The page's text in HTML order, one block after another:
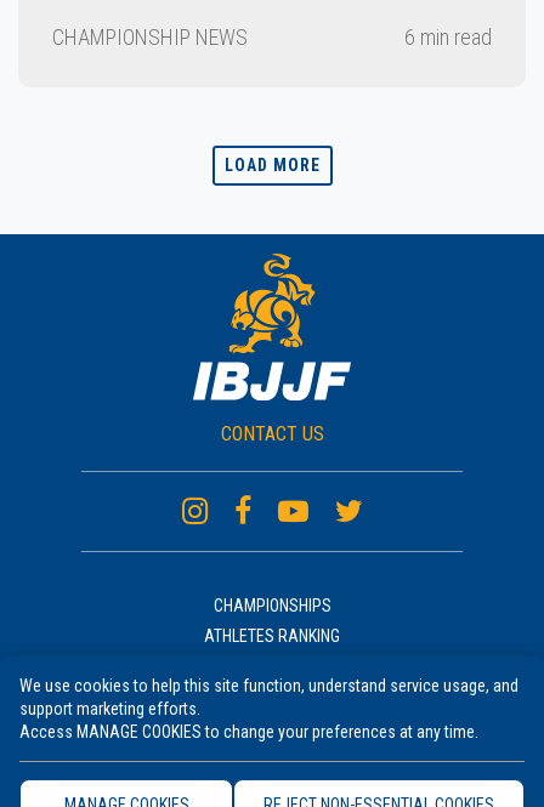
CHAMPIONSHIP NEWS 6 min read
LOAD MORE
CONTACT US
CHAMPIONSHIPS
ATHLETES RANKING
NEWS
UNIFORM
RULES COURSE
TERMS OF USE
We use cookies to help this site function, understand service usage, and
support marketing efforts.
Access MANAGE COOKIES to change your preferences at any time.